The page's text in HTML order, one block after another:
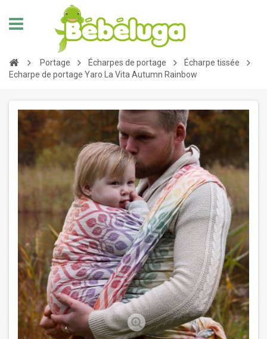
Portage Écharpes de portage
Écharpe tissée
Echarpe de portage Yaro La Vita Autumn Rainbow